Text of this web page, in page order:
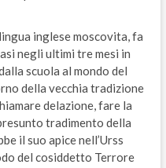
inglese moscovita, fa
negli ultimi tre mesi in
scuola al mondo del
della vecchia tradizione
delazione, fare la
tradimento della
il suo apice nell’Urss
del cosiddetto Terrore